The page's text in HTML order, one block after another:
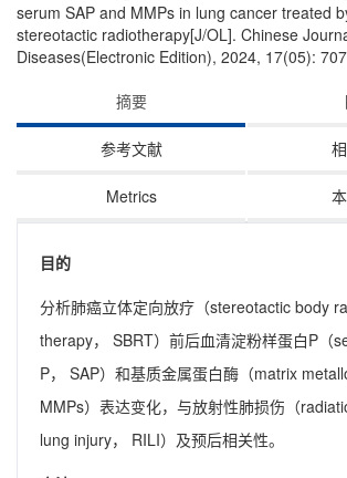
serum SAP and MMPs in lung cancer treated
stereotactic radiotherapy[J/OL]. Chinese
Diseases(Electronic Edition), 2024, 17(05):
摘要
参考文献
Metrics
目的
分析肺癌立体定向放疗（stereotactic body
therapy， SBRT）前后血清淀粉样蛋白P（
P， SAP）和基质金属蛋白酶（matrix
MMPs）表达变化，与放射性肺损伤（
lung injury， RILI）及预后相关性。